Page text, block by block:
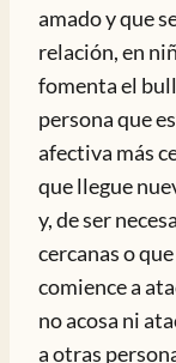
amado y que
relación, en
fomenta el
persona que
afectiva más
que llegue
y, de ser
cercanas o
comience a
no acosa ni
a otras